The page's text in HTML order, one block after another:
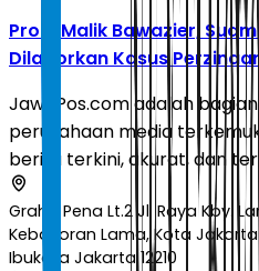
Profil Malik Bawazier,
Dilaporkan Kasus
JawaPos.com adalah
perusahaan media
berita terkini, akurat, dan
Graha Pena Lt.2 Jl. Raya Kby.
Kebayoran Lama, Kota
Ibukota Jakarta 12210